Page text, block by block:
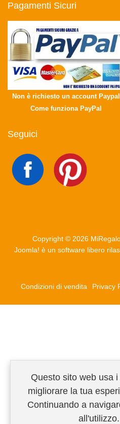
Pagamenti Sicuri
Non è richiesto un account Paypal
Come funziona PayPal
Seguici
Copyright © 2026
Joomla! è un software libero
Condizioni di vendita Privacy
Questo sito web usa
migliorare la tua
Continuando a
all'utilizzo.